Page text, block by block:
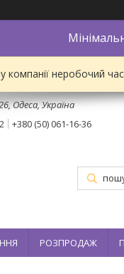
компанії неробочий
Одеса, Україна
+380 (50) 061-16-36
РОЗПРОДАЖ